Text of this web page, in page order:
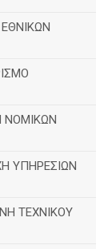
ΝΟΜΙΚΩΝ
ΥΠΗΡΕΣΙΩΝ
ΤΕΧΝΙΚΟΥ